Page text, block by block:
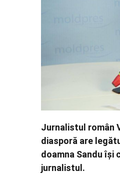
Jurnalistul român
diasporă are
doamna Sandu își
jurnalistul.